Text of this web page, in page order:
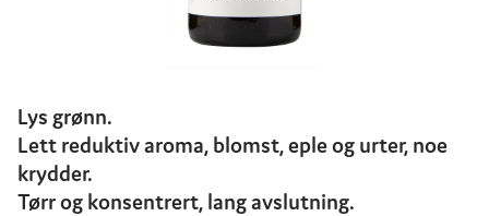
Lys grønn.
Lett reduktiv aroma, blomst, eple og urter, noe
krydder.
Tørr og konsentrert, lang avslutning.